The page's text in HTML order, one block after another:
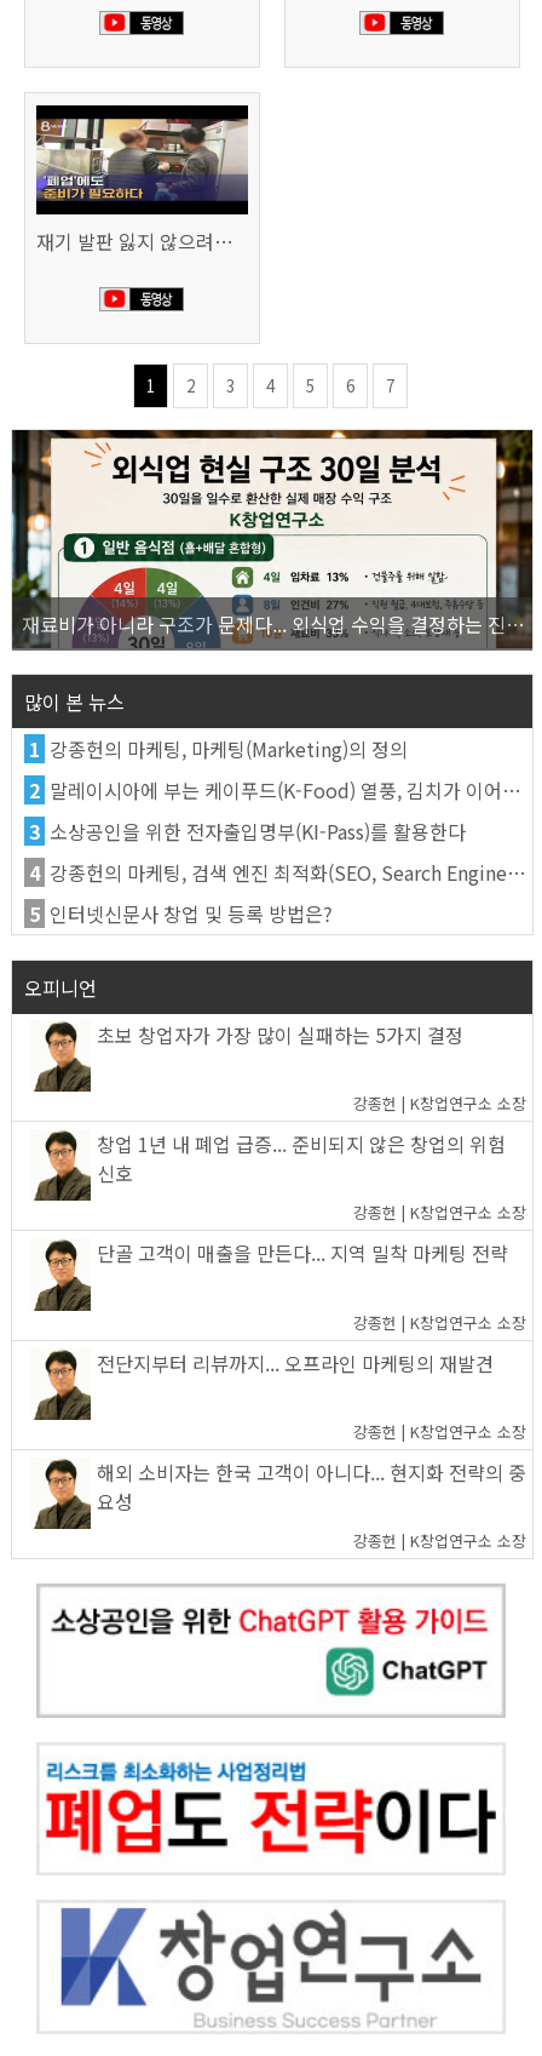
재기 발판 잃지 않으려면…'폐업'에도 준비가 필요하다 (SBS 8시 뉴스)
1 2 3 4 5 6 7
재료비가 아니라 구조가 문제다... 외식업 수익을 결정하는 진짜 숫자의 비밀
많이 본 뉴스
1 강종헌의 마케팅, 마케팅(Marketing)의 정의
2 말레이시아에 부는 케이푸드(K-Food) 열풍, 김치가 이어간다
3 소상공인을 위한 전자출입명부(KI-Pass)를 활용한다
4 강종헌의 마케팅, 검색 엔진 최적화(SEO, Search Engine Optimization)란
5 인터넷신문사 창업 및 등록 방법은?
오피니언
초보 창업자가 가장 많이 실패하는 5가지 결정
강종헌 | K창업연구소 소장
창업 1년 내 폐업 급증... 준비되지 않은 창업의 위험
신호
강종헌 | K창업연구소 소장
단골 고객이 매출을 만든다... 지역 밀착 마케팅 전략
강종헌 | K창업연구소 소장
전단지부터 리뷰까지... 오프라인 마케팅의 재발견
강종헌 | K창업연구소 소장
해외 소비자는 한국 고객이 아니다... 현지화 전략의 중
요성
강종헌 | K창업연구소 소장